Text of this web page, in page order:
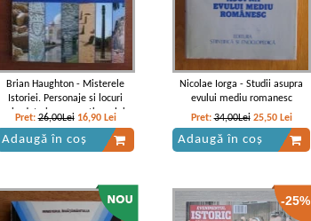
Brian Haughton - Misterele
Istoriei. Personaje si locuri
pierdute in negura timpului
Pret:26,00Lei 16,90 Lei
Adaugă în coș
Nicolae Iorga - Studii asupra
evului mediu romanesc
Pret:34,00Lei 25,50 Lei
Adaugă în coș
-25%